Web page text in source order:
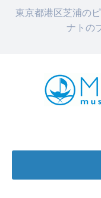
東京都港区芝浦の
ナトの